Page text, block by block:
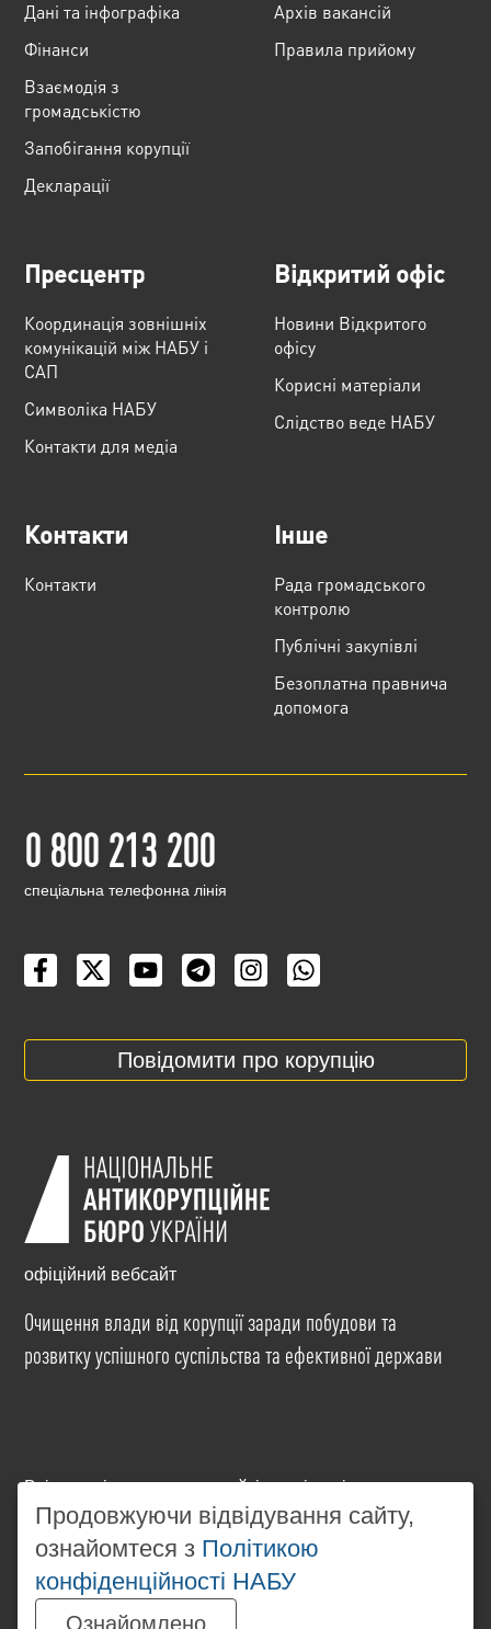
Дані та інфографіка
Фінанси
Взаємодія з
громадськістю
Запобігання корупції
Декларації
Архів вакансій
Правила прийому
Пресцентр
Координація зовнішніх
комунікацій між НАБУ і
САП
Cимволіка НАБУ
Контакти для медіа
Відкритий офіс
Новини Відкритого
офісу
Корисні матеріали
Слідство веде НАБУ
Контакти
Контакти
Інше
Рада громадського
контролю
Публічні закупівлі
Безоплатна правнича
допомога
0 800 213 200
cпеціальна телефонна лінія
Повідомити про корупцію
офіційний вебсайт
Очищення влади від корупції заради побудови та
розвитку успішного суспільства та ефективної держави
Всі матеріали на цьому сайті розміщені на умовах
ліцензіїCreative Commons Attribution-NonCommercial-
NoDerivatives 4.0 International. Використання будь-
яких матеріалів, розміщених на сайті, дозволяється
за умови посилання наwww.nabu.gov.ua
незалежності від повного або часткового
Продовжуючи відвідування сайту,
ознайомтеся з Політикою
конфіденційності НАБУ
Ознайомлено